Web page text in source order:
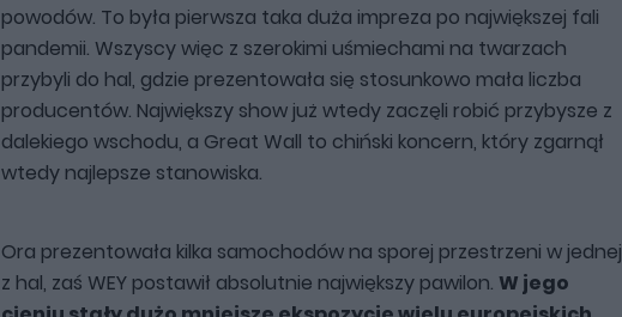
powodów. To była pierwsza taka duża impreza po największej fali
pandemii. Wszyscy więc z szerokimi uśmiechami na twarzach
przybyli do hal, gdzie prezentowała się stosunkowo mała liczba
producentów. Największy show już wtedy zaczęli robić przybysze z
dalekiego wschodu, a Great Wall to chiński koncern, który zgarnął
wtedy najlepsze stanowiska.
Ora prezentowała kilka samochodów na sporej przestrzeni w jednej
z hal, zaś WEY postawił absolutnie największy pawilon. W jego